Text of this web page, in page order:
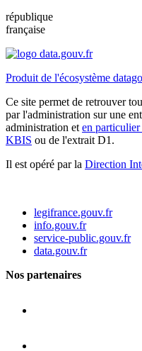
république
française
Produit de l'écosystème
Ce site permet de retrouver
par l'administration sur une
administration et en particulier
KBIS ou de l'extrait D1.
Il est opéré par la Direction
legifrance.gouv.fr
info.gouv.fr
service-public.gouv.fr
data.gouv.fr
Nos partenaires